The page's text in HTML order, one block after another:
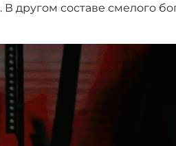
. В другом составе смелого